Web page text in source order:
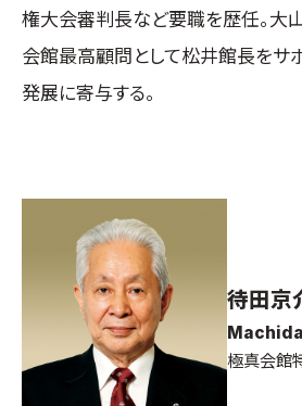
権大会審判長など要職を歴任。大
会館最高顧問として松井館長をサ
発展に寄与する。
待田京
極真会館